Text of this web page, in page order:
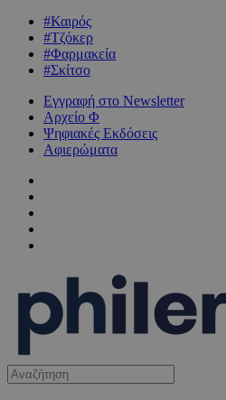
#Καιρός
#Τζόκερ
#Φαρμακεία
#Σκίτσο
Εγγραφή στο Newsletter
Αρχείο Φ
Ψηφιακές Εκδόσεις
Αφιερώματα